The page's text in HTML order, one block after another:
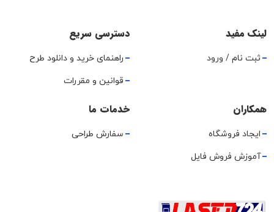
لینک مفید
ثبت نام / ورود
دسترسی سریع
راهنمای خرید و دانلود طرح
قوانین و مقررات
همکاران
ایجاد فروشگاه
آموزش فروش فایل
خدمات ما
سفارش طراحی